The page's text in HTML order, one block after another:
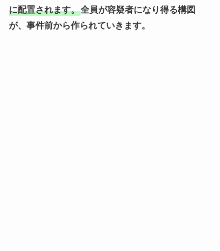
に配置されます。全員が容疑者になり得る構図
が、事件前から作られていきます。